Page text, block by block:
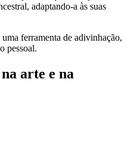
adaptando-a às suas
ferramenta de adivinhação,
pessoal.
arte e na